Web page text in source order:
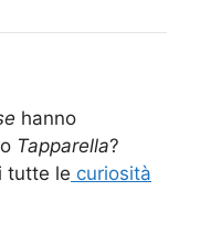
hanno
Tapparella?
tutte le curiosità